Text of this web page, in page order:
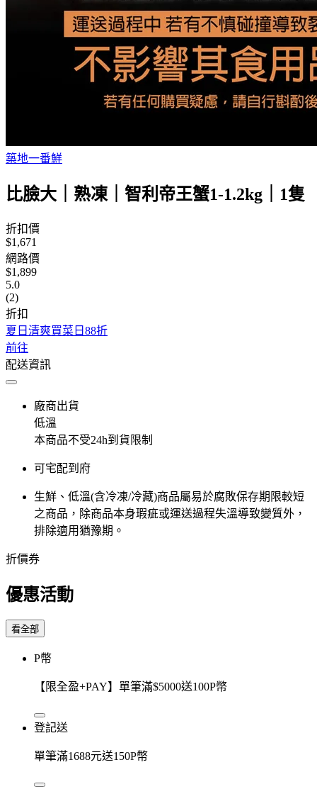
築地一番鮮
比臉大｜熟凍｜智利帝王蟹1-1.2kg｜1隻
折扣價
$1,671
網路價
$1,899
5.0
(2)
折扣
夏日清爽買菜日88折
前往
配送資訊
廠商出貨
低溫
本商品不受24h到貨限制
可宅配到府
生鮮、低溫(含冷凍/冷藏)商品屬易於腐敗保存期限較短
之商品，除商品本身瑕疵或運送過程失溫導致變質外，
排除適用猶豫期。
折價券
優惠活動
看全部
P幣
【限全盈+PAY】單筆滿$5000送100P幣
登記送
單筆滿1688元送150P幣